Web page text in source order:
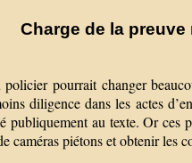
Charge de la preuve
pourrait changer
diligence dans les actes
au texte. Or ces
caméras piétons et obtenir les